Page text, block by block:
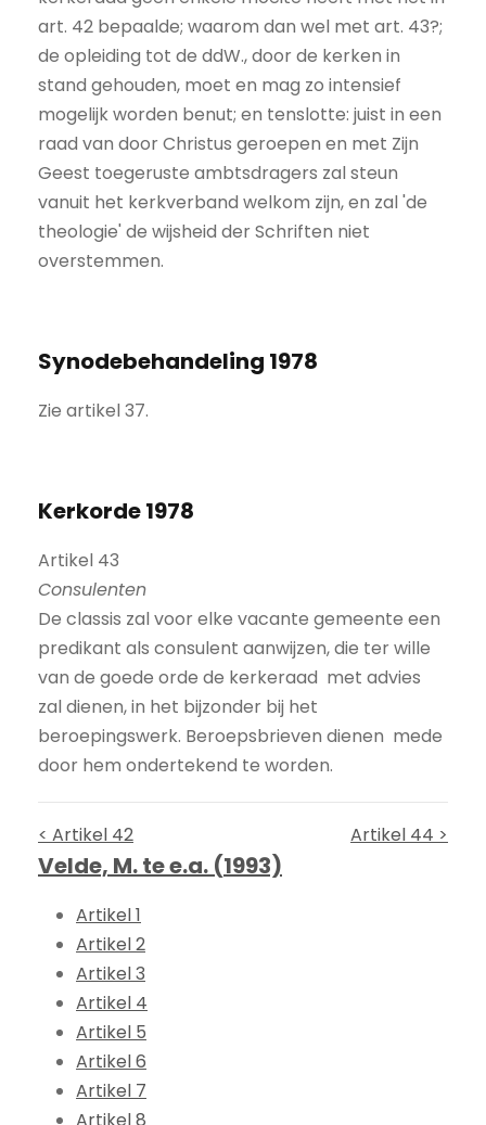
art. 42 bepaalde; waarom dan wel met art. 43?;
de opleiding tot de ddW., door de kerken in
stand gehouden, moet en mag zo intensief
mogelijk worden benut; en tenslotte: juist in een
raad van door Christus geroepen en met Zijn
Geest toegeruste ambtsdragers zal steun
vanuit het kerkverband welkom zijn, en zal 'de
theologie' de wijsheid der Schriften niet
overstemmen.
Synodebehandeling 1978
Zie artikel 37.
Kerkorde 1978
Artikel 43
Consulenten
De classis zal voor elke vacante gemeente een
predikant als consulent aanwijzen, die ter wille
van de goede orde de kerkeraad met advies
zal dienen, in het bijzonder bij het
beroepingswerk. Beroepsbrieven dienen mede
door hem ondertekend te worden.
< Artikel 42 Artikel 44 >
Velde, M. te e.a. (1993)
Artikel 1
Artikel 2
Artikel 3
Artikel 4
Artikel 5
Artikel 6
Artikel 7
Artikel 8